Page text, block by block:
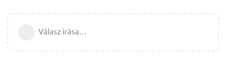
Válasz írása…